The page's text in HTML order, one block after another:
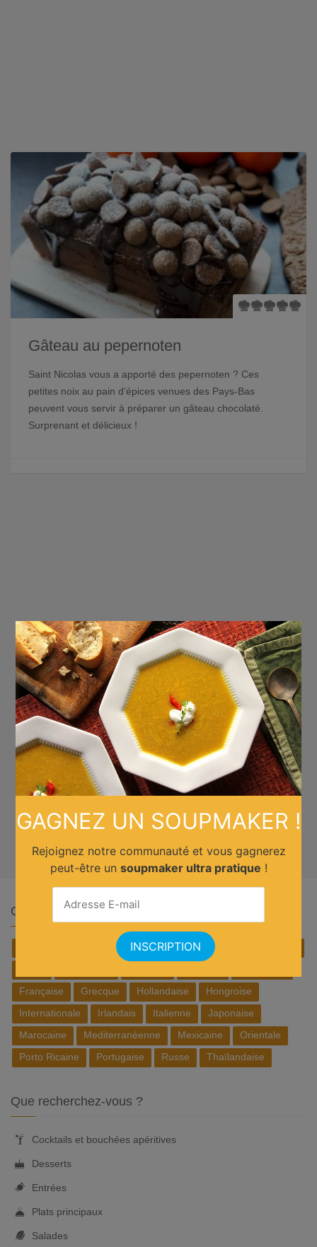
Gâteau au pepernoten
Saint Nicolas vous a apporté des pepernoten ? Ces
petites noix au pain d’épices venues des Pays-Bas
peuvent vous servir à préparer un gâteau chocolaté.
Surprenant et délicieux !
Quelle cuisine ?
Allemande Américaine Anglaise
Française
Grecque Hollandaise
Hongroise
Internationale
Irlandais Italienne
Japonaise
Marocaine
Mediterranéenne Mexicaine
Orientale
Porto Ricaine
Portugaise Russe Thaïlandaise
Que recherchez-vous ?
Cocktails et bouchées apéritives
Desserts
Entrées
Plats principaux
Salades
GAGNEZ UN SOUPMAKER !
Rejoignez notre communauté et vous gagnerez
peut-être un soupmaker ultra pratique !
×